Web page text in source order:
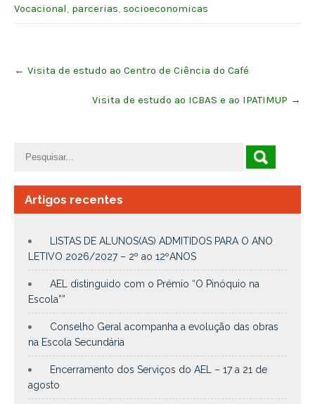
Vocacional parcerias socioeconomicas
navigation
← Visita de estudo ao Centro de Ciência do Café
Visita de estudo ao ICBAS e ao IPATIMUP →
Artigos recentes
LISTAS DE ALUNOS(AS) ADMITIDOS PARA O ANO
LETIVO 2026/2027 – 2º ao 12ºANOS
AEL distinguido com o Prémio “O Pinóquio na
Escola””
Conselho Geral acompanha a evolução das obras
na Escola Secundária
Encerramento dos Serviços do AEL – 17 a 21 de
agosto